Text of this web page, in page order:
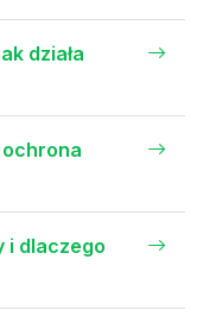
działa
i dlaczego